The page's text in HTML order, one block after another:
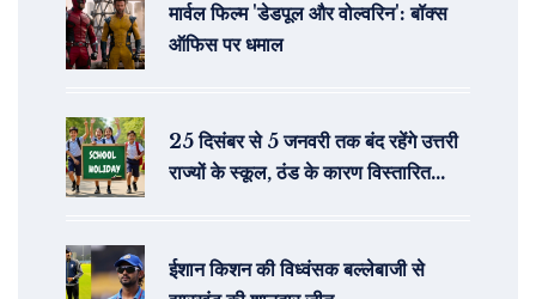
मार्वल फिल्म 'डेडपूल और वोल्वरिन': बॉक्स
ऑफिस पर धमाल
25 दिसंबर से 5 जनवरी तक बंद रहेंगे उत्तरी
राज्यों के स्कूल, ठंड के कारण विस्तारित
ईशान किशन की विध्वंसक बल्लेबाजी से